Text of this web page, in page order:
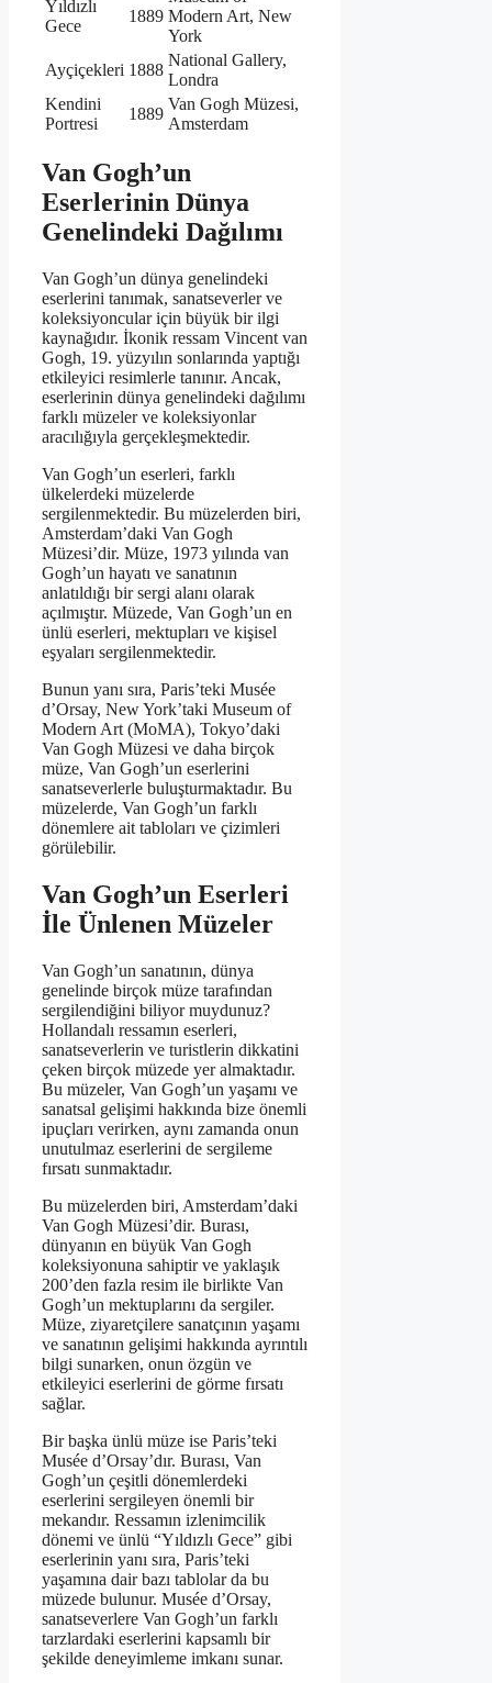
Yıldızlı
Gece
1889 Modern Art, New
York
Ayçiçekleri 1888
National Gallery,
Londra
Kendini
Portresi
1889
Van Gogh Müzesi,
Amsterdam
Van Gogh’un
Eserlerinin Dünya
Genelindeki Dağılımı
Van Gogh’un dünya genelindeki
eserlerini tanımak, sanatseverler ve
koleksiyoncular için büyük bir ilgi
kaynağıdır. İkonik ressam Vincent van
Gogh, 19. yüzyılın sonlarında yaptığı
etkileyici resimlerle tanınır. Ancak,
eserlerinin dünya genelindeki dağılımı
farklı müzeler ve koleksiyonlar
aracılığıyla gerçekleşmektedir.
Van Gogh’un eserleri, farklı
ülkelerdeki müzelerde
sergilenmektedir. Bu müzelerden biri,
Amsterdam’daki Van Gogh
Müzesi’dir. Müze, 1973 yılında van
Gogh’un hayatı ve sanatının
anlatıldığı bir sergi alanı olarak
açılmıştır. Müzede, Van Gogh’un en
ünlü eserleri, mektupları ve kişisel
eşyaları sergilenmektedir.
Bunun yanı sıra, Paris’teki Musée
d’Orsay, New York’taki Museum of
Modern Art (MoMA), Tokyo’daki
Van Gogh Müzesi ve daha birçok
müze, Van Gogh’un eserlerini
sanatseverlerle buluşturmaktadır. Bu
müzelerde, Van Gogh’un farklı
dönemlere ait tabloları ve çizimleri
görülebilir.
Van Gogh’un Eserleri
İle Ünlenen Müzeler
Van Gogh’un sanatının, dünya
genelinde birçok müze tarafından
sergilendiğini biliyor muydunuz?
Hollandalı ressamın eserleri,
sanatseverlerin ve turistlerin dikkatini
çeken birçok müzede yer almaktadır.
Bu müzeler, Van Gogh’un yaşamı ve
sanatsal gelişimi hakkında bize önemli
ipuçları verirken, aynı zamanda onun
unutulmaz eserlerini de sergileme
fırsatı sunmaktadır.
Bu müzelerden biri, Amsterdam’daki
Van Gogh Müzesi’dir. Burası,
dünyanın en büyük Van Gogh
koleksiyonuna sahiptir ve yaklaşık
200’den fazla resim ile birlikte Van
Gogh’un mektuplarını da sergiler.
Müze, ziyaretçilere sanatçının yaşamı
ve sanatının gelişimi hakkında ayrıntılı
bilgi sunarken, onun özgün ve
etkileyici eserlerini de görme fırsatı
sağlar.
Bir başka ünlü müze ise Paris’teki
Musée d’Orsay’dır. Burası, Van
Gogh’un çeşitli dönemlerdeki
eserlerini sergileyen önemli bir
mekandır. Ressamın izlenimcilik
dönemi ve ünlü “Yıldızlı Gece” gibi
eserlerinin yanı sıra, Paris’teki
yaşamına dair bazı tablolar da bu
müzede bulunur. Musée d’Orsay,
sanatseverlere Van Gogh’un farklı
tarzlardaki eserlerini kapsamlı bir
şekilde deneyimleme imkanı sunar.